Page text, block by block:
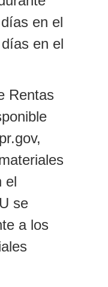
en el
en el
Rentas
el
se
a los